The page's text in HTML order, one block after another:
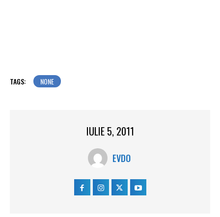
TAGS: NONE
IULIE 5, 2011
EVDO